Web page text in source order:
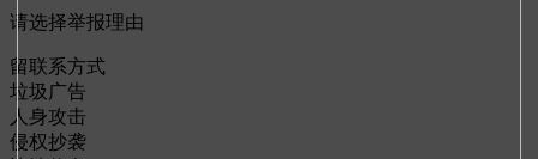
请选择举报理由
留联系方式
垃圾广告
人身攻击
侵权抄袭